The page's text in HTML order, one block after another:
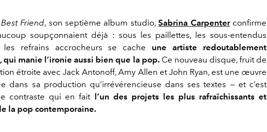
Best Friend, son septième album studio,Sabrina Carpenterconfirme
soupçonnaient déjà : sous les paillettes, les sous-entendus
refrains accrocheurs se cache une artiste redoutablement
manie l’ironie aussi bien que la pop.Ce nouveau disque, fruit de
étroite avec Jack Antonoff, Amy Allen et John Ryan, est une œuvre
dans sa production qu’irrévérencieuse dans ses textes — et c’est
contraste qui en faitl’un des projets les plus rafraîchissants et
la pop contemporaine.